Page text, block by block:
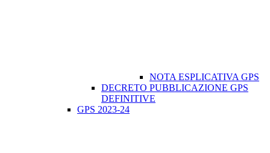
NOTA ESPLICATIVA GPS
DECRETO PUBBLICAZIONE GPS
DEFINITIVE
GPS 2023-24